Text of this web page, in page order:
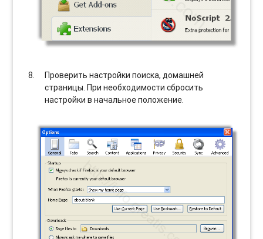
Проверить настройки поиска, домашней
страницы. При необходимости сбросить
настройки в начальное положение.